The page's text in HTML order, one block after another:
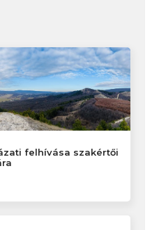
felhívása szakértői